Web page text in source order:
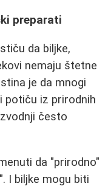
preparati
da biljke,
nemaju štetne
je da mnogi
potiču iz prirodnih
često
da "prirodno"
I biljke mogu biti